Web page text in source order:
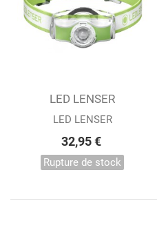
LED LENSER
FRONTALE MH3
LED LENSER
32,95 €
Rupture de stock